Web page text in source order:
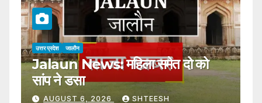
उत्तर प्रदेश जालौन
Jalaun News: महिला समेत दो को
सांप ने डसा
AUGUST 6, 2026 SHTEESH